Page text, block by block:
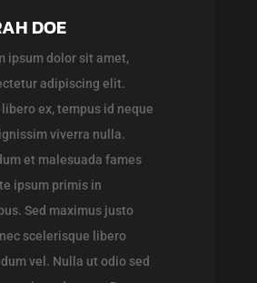
DOE
ipsum dolor sit amet,
adipiscing elit.
ex, tempus id neque
viverra nulla.
et malesuada fames
ipsum primis in
Sed maximus justo
scelerisque libero
vel. Nulla ut odio sed